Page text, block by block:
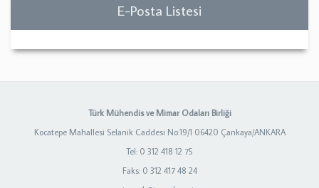
E-Posta Listesi
Türk Mühendis ve Mimar Odaları Birliği
Kocatepe Mahallesi Selanik Caddesi No:19/1 06420 Çankaya/ANKARA
Tel: 0 312 418 12 75
Faks: 0 312 417 48 24